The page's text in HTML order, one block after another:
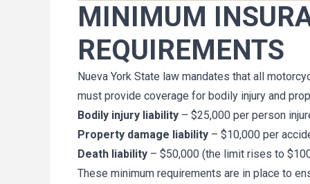
MINIMUM
REQUIREMENTS
Nueva York State law mandates that all
must provide coverage for bodily injury and
Bodily injury liability – $25,000 per person
Property damage liability – $10,000 per
Death liability – $50,000 (the limit rises to
These minimum requirements are in place to
logrado nada.
un abogado
pero si lo hago,
querré que ambos
mí. Nuevamente,
trabajo, tiempo
hiciste por mí y mi
estar más satisfecho
experiencia en Cellino
primer momento que
me sentí cómodo -
sincero en mi caso, me
claramente el proceso y
un arreglo rápido. A
cuando alguien me
recomendar un buen
dudarlo diré "Cellino
Walter